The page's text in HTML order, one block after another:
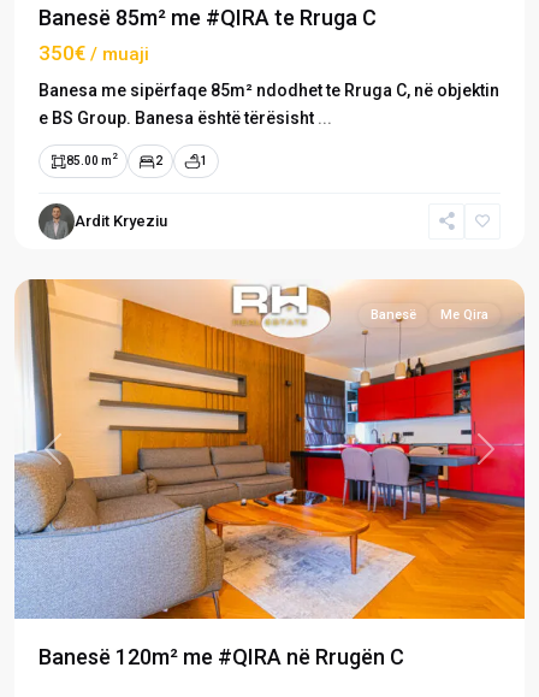
Banesë 85m² me #QIRA te Rruga C
350€ / muaji
Banesa me sipërfaqe 85m² ndodhet te Rruga C, në objektin
e BS Group. Banesa është tërësisht ...
85.00 m 2 2 1
Ardit Kryeziu
Rruga
C,
Previous Next
Banesë Me Qira
Banesë 120m² me #QIRA në Rrugën C